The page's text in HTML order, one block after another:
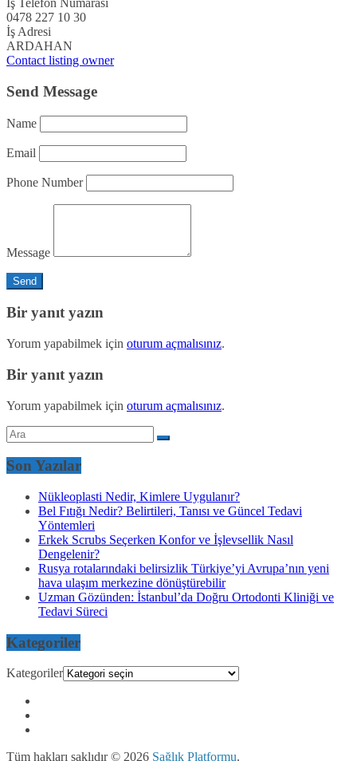
İş Telefon Numarası
0478 227 10 30
İş Adresi
ARDAHAN
Contact listing owner
Send Message
Name
Email
Phone Number
Message
Bir yanıt yazın
Yorum yapabilmek için oturum açmalısınız.
Bir yanıt yazın
Yorum yapabilmek için oturum açmalısınız.
Son Yazılar
Nükleoplasti Nedir, Kimlere Uygulanır?
Bel Fıtığı Nedir? Belirtileri, Tanısı ve Güncel Tedavi
Yöntemleri
Erkek Scrubs Seçerken Konfor ve İşlevsellik Nasıl
Dengelenir?
Rusya rotalarındaki belirsizlik Türkiye’yi Avrupa’nın yeni
hava ulaşım merkezine dönüştürebilir
Uzman Gözünden: İstanbul’da Doğru Ortodonti Kliniği ve
Tedavi Süreci
Kategoriler
Kategoriler
Tüm hakları saklıdır © 2026 Sağlık Platformu.